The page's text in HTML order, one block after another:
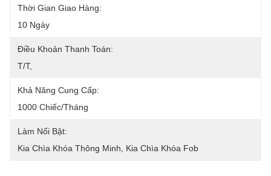
Thời Gian Giao Hàng:
10 Ngày
Điều Khoản Thanh Toán:
T/T,
Khả Năng Cung Cấp:
1000 Chiếc/tháng
Làm Nổi Bật:
Kia Chìa Khóa Thông Minh
Kia Chìa Khóa Fob